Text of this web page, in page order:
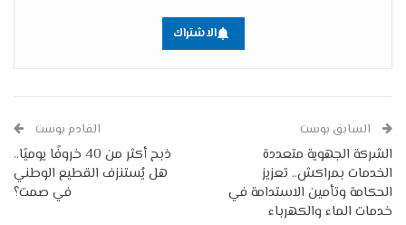
الاشتراك
السابق بوست
الشركة الجهوية متعددة
الخدمات بمراكش.. تعزيز
الحكامة وتأمين الاستدامة في
خدمات الماء والكهرباء
القادم بوست
ذبح أكثر من 40 خروفًا يوميًا..
هل يُستنزف القطيع الوطني
في صمت؟